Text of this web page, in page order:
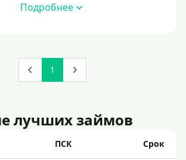
Подробнее
1
лучших займов
ПСК Срок